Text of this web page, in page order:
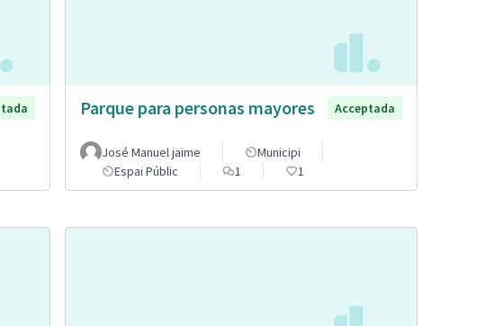
Parque para personas mayores Acceptada
José Manuel jaime
Municipi
Espai Públic
1 1